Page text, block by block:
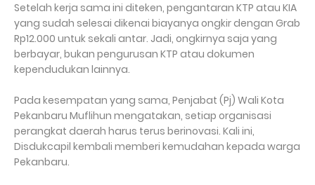
Setelah kerja sama ini diteken, pengantaran KTP atau KIA
yang sudah selesai dikenai biayanya ongkir dengan Grab
Rp12.000 untuk sekali antar. Jadi, ongkirnya saja yang
berbayar, bukan pengurusan KTP atau dokumen
kependudukan lainnya.
Pada kesempatan yang sama, Penjabat (Pj) Wali Kota
Pekanbaru Muflihun mengatakan, setiap organisasi
perangkat daerah harus terus berinovasi. Kali ini,
Disdukcapil kembali memberi kemudahan kepada warga
Pekanbaru.